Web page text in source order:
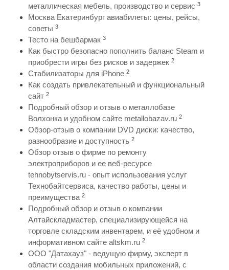
металлическая мебель, производство и сервис 3
Москва Екатеринбург авиабилеты: цены, рейсы,
советы 3
Тесто на бешбармак 3
Как быстро безопасно пополнить баланс Steam и
приобрести игры без рисков и задержек 2
Стабилизаторы для iPhone 2
Как создать привлекательный и функциональный
сайт 2
Подробный обзор и отзыв о металлобазе
Волхонка и удобном сайте metallobazav.ru 2
Обзор-отзыв о компании DVD диски: качество,
разнообразие и доступность 2
Обзор отзыв о фирме по ремонту
электроприборов и ее веб-ресурсе
tehnobytservis.ru - опыт использования услуг
Технобайтсервиса, качество работы, цены и
преимущества 2
Подробный обзор и отзыв о компании
Алтайскладмастер, специализирующейся на
торговле складским инвентарем, и её удобном и
информативном сайте altskm.ru 2
ООО "Датахауз" - ведущую фирму, эксперт в
области создания мобильных приложений, с